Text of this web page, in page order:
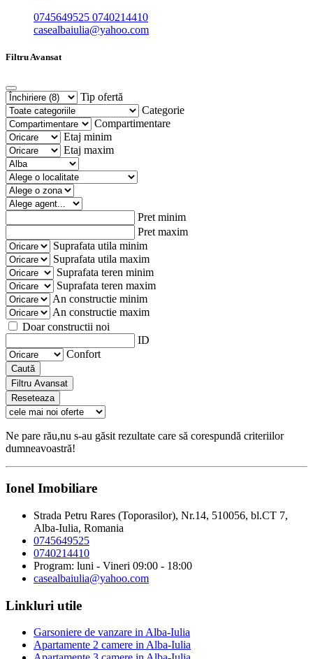
0745649525 0740214410
casealbaiulia@yahoo.com
Filtru Avansat
Tip ofertă
Categorie
Compartimentare
Etaj minim
Etaj maxim
Pret minim
Pret maxim
Suprafata utila minim
Suprafata utila maxim
Suprafata teren minim
Suprafata teren maxim
An constructie minim
An constructie maxim
Doar constructii noi
ID
Confort
Caută
Filtru Avansat
Reseteaza
Ne pare rău,nu s-au găsit rezultate care să corespundă criteriilor
dumneavoastră!
Ionel Imobiliare
Strada Petru Rares (Toporasilor), Nr.14, 510056, bl.CT 7,
Alba-Iulia, Romania
0745649525
0740214410
Program: luni - Vineri 09:00 - 18:00
casealbaiulia@yahoo.com
Linkluri utile
Garsoniere de vanzare in Alba-Iulia
Apartamente 2 camere in Alba-Iulia